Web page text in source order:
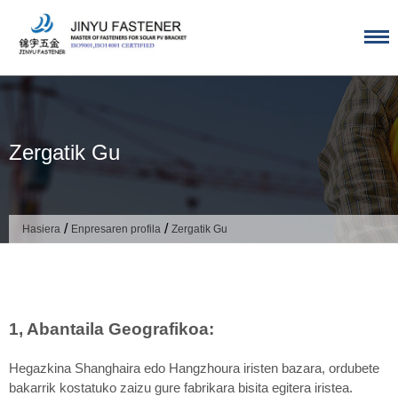
Saltatu
edukira
Zergatik Gu
Hasiera / Enpresaren profila / Zergatik Gu
1, Abantaila Geografikoa:
Hegazkina Shanghaira edo Hangzhoura iristen bazara, ordubete
bakarrik kostatuko zaizu gure fabrikara bisita egitera iristea.